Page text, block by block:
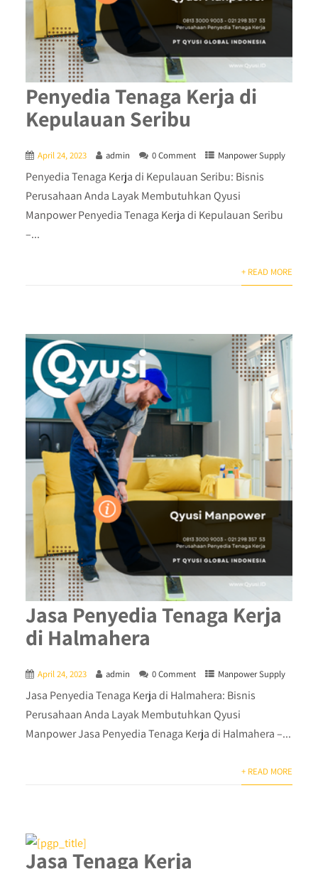
Penyedia Tenaga Kerja di
Kepulauan Seribu
April 24, 2023 admin 0 Comment Manpower Supply
Penyedia Tenaga Kerja di Kepulauan Seribu: Bisnis
Perusahaan Anda Layak Membutuhkan Qyusi
Manpower Penyedia Tenaga Kerja di Kepulauan Seribu
–...
+ READ MORE
Jasa Penyedia Tenaga Kerja
di Halmahera
April 24, 2023 admin 0 Comment Manpower Supply
Jasa Penyedia Tenaga Kerja di Halmahera: Bisnis
Perusahaan Anda Layak Membutuhkan Qyusi
Manpower Jasa Penyedia Tenaga Kerja di Halmahera –...
+ READ MORE
Jasa Tenaga Kerja